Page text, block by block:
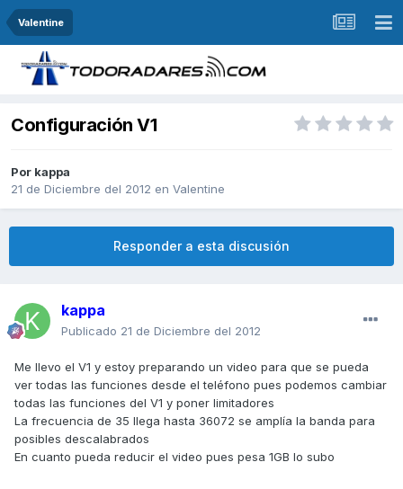
Valentine
Configuración V1
Por kappa
21 de Diciembre del 2012 en Valentine
Responder a esta discusión
kappa
Publicado 21 de Diciembre del 2012
Me llevo el V1 y estoy preparando un video para que se pueda
ver todas las funciones desde el teléfono pues podemos cambiar
todas las funciones del V1 y poner limitadores
La frecuencia de 35 llega hasta 36072 se amplía la banda para
posibles descalabrados
En cuanto pueda reducir el video pues pesa 1GB lo subo